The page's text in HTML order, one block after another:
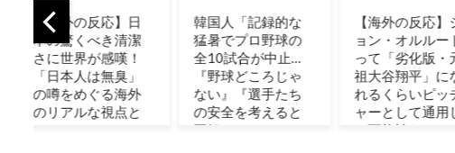
【海外の反応】ジ
ョン・オルルード
って「劣化版・元
祖大谷翔平」にな
れるくらいピッチ
ャーとして通用し
た可能性あるの？
韓国人「悲報：日
本と韓国の立場が
完全に逆転してし
まった模様…」
→「日本を笑って
見てたのに…（ﾌﾞﾙ
ﾌﾞﾙ」＝韓国の反応
韓国人「記録的な
猛暑でプロ野球の
全10試合が中止…
『野球どころじゃ
ない』『選手たち
の安全を考えると